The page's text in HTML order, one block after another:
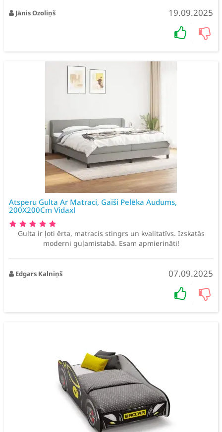
Jānis Ozoliņš 19.09.2025
Atsperu Gulta Ar Matraci, Gaiši Pelēka Audums,
200X200Cm Vidaxl
Gulta ir ļoti ērta, matracis stingrs un kvalitatīvs. Izskatās
moderni guļamistabā. Esam apmierināti!
Edgars Kalniņš 07.09.2025